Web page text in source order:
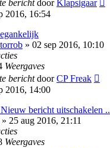
berichtdoorKlapsigaar
2016, 16:54
» 02 sep 2016, 10:10
Weergaves
berichtdoorCP Freak
2016, 14:00
bericht uitschakelen ..
» 25 aug 2016, 21:11
Weergaves